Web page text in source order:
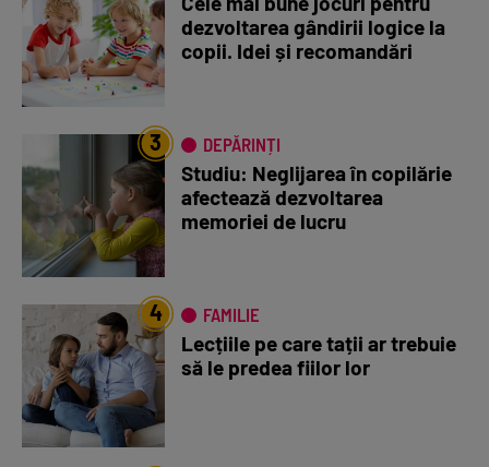
dezvoltarea gândirii logice la
copii. Idei și recomandări
3 DEPĂRINȚI
Studiu: Neglijarea în copilărie
afectează dezvoltarea
memoriei de lucru
4 FAMILIE
Lecțiile pe care tații ar trebuie
să le predea fiilor lor